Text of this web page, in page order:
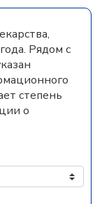
Рядом с
степень
о